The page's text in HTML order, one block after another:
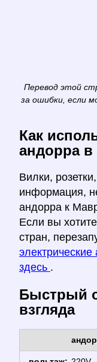
Перевод этой
за ошибки, если
Как
андорра
Вилки,
информация,
андорра к
Если вы
стран,
здесь .
Быстрый
взгляда